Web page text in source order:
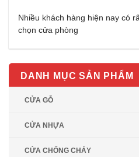
Nhiều khách hàng hiện nay có
chọn cửa phòng
DANH MỤC SẢN PHẨM
CỬA GỖ
CỬA NHỰA
CỬA CHỐNG CHÁY